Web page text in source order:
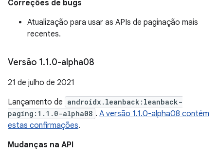
Correções de bugs
Atualização para usar as APIs de paginação mais
recentes.
Versão 1.1.0-alpha08
21 de julho de 2021
Lançamento de androidx.leanback:leanback-
paging:1.1.0-alpha08 . A versão 1.1.0-alpha08 contém
estas confirmações.
Mudanças na API